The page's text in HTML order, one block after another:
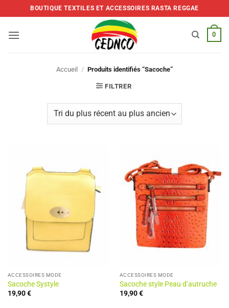
to
BOUTIQUE TEXTILES ET ACCESSOIRES RASTA REGGAE
0
Accueil / Produits identifiés “Sacoche”
FILTRER
ACCESSOIRES MODE
Sacoche Systyle
19,90€
ACCESSOIRES MODE
Sacoche style Peau d’autruche
19,90€